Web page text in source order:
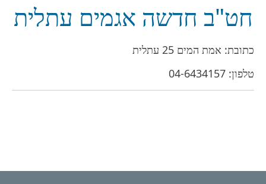
חט"ב חדשה אגמים עתלית
כתובת: אמת המים 25 עתלית
טלפון: 04-6434157